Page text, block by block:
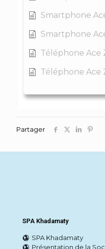
Smartphone
Smartphone
Téléphone Ace
Téléphone Ace
Partager
SPA Khadamaty
SPA Khadamaty
Présentation de la